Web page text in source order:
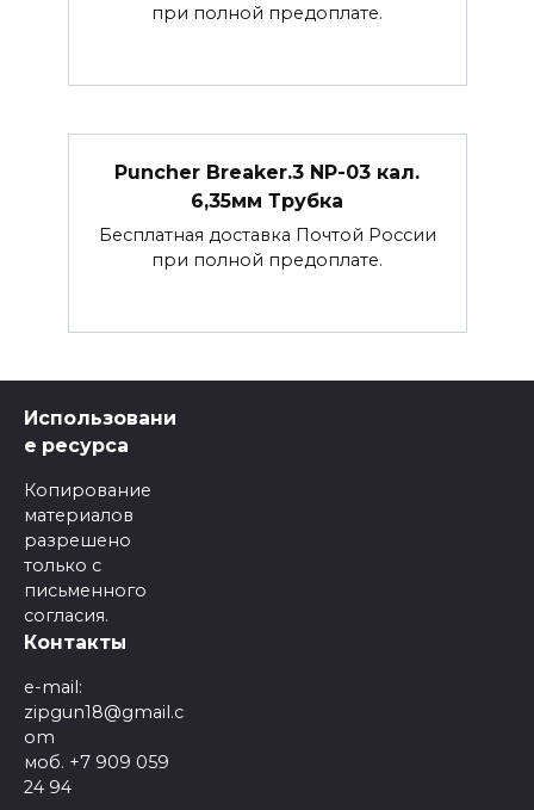
при полной предоплате.
Puncher Breaker.3 NP-03 кал.
6,35мм Трубка
Бесплатная доставка Почтой России
при полной предоплате.
Использовани
е ресурса
Копирование
материалов
разрешено
только с
письменного
согласия.
Контакты
e-mail:
zipgun18@gmail.c
om
моб. +7 909 059
24 94